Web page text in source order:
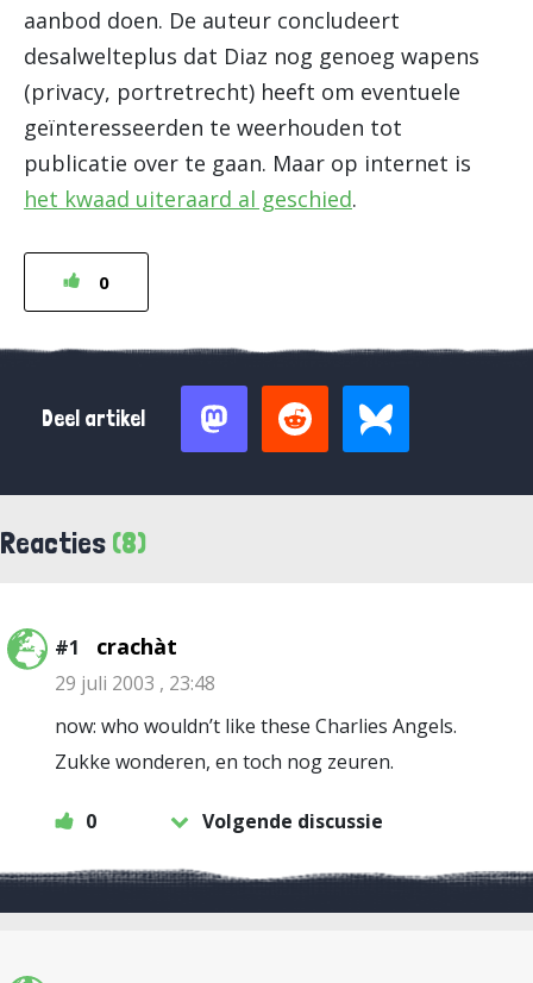
aanbod doen. De auteur concludeert
desalwelteplus dat Diaz nog genoeg wapens
(privacy, portretrecht) heeft om eventuele
geïnteresseerden te weerhouden tot
publicatie over te gaan. Maar op internet is
het kwaad uiteraard al geschied.
0
Deel artikel
Reacties (8)
#1 crachàt
29 juli 2003 , 23:48
now: who wouldn’t like these Charlies Angels.
Zukke wonderen, en toch nog zeuren.
0 Volgende discussie